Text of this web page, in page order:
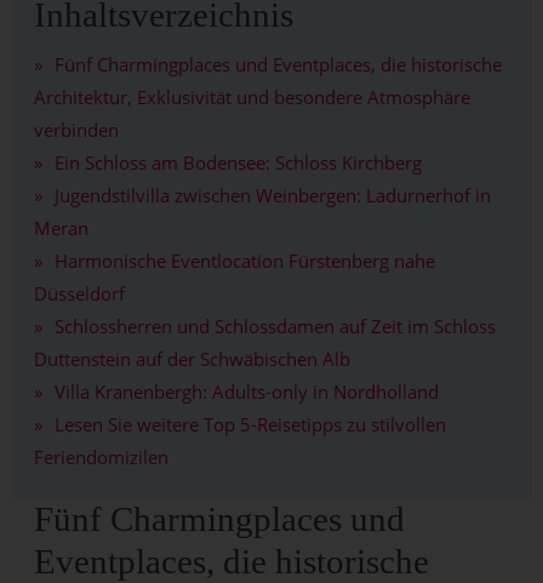
Inhaltsverzeichnis
Fünf Charmingplaces und Eventplaces, die historische
Architektur, Exklusivität und besondere Atmosphäre
verbinden
Ein Schloss am Bodensee: Schloss Kirchberg
Jugendstilvilla zwischen Weinbergen: Ladurnerhof in
Meran
Harmonische Eventlocation Fürstenberg nahe
Düsseldorf
Schlossherren und Schlossdamen auf Zeit im Schloss
Duttenstein auf der Schwäbischen Alb
Villa Kranenbergh: Adults-only in Nordholland
Lesen Sie weitere Top 5-Reisetipps zu stilvollen
Feriendomizilen
Fünf Charmingplaces und
Eventplaces, die historische